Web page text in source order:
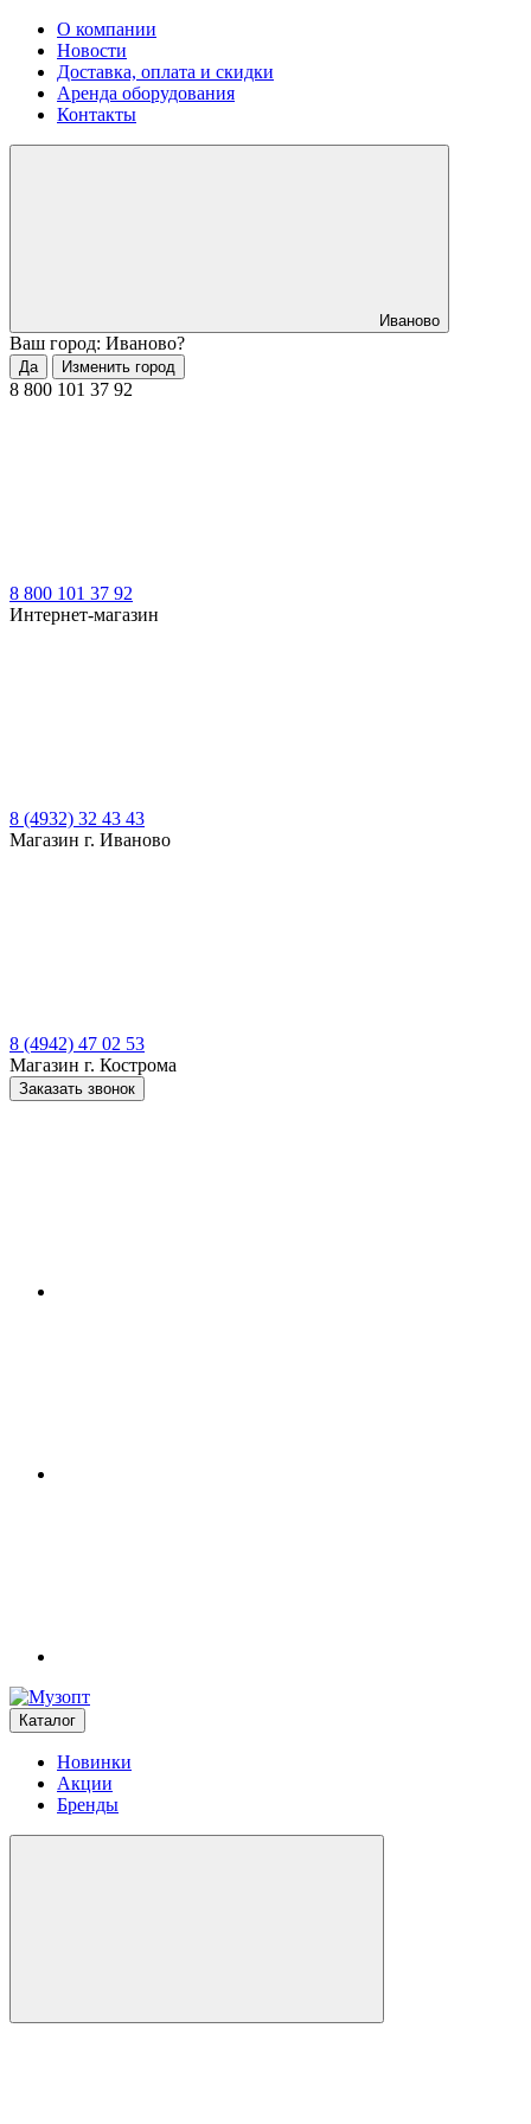
О компании
Новости
Доставка, оплата и скидки
Аренда оборудования
Контакты
Иваново
Ваш город: Иваново?
Да Изменить город
8 800 101 37 92
8 800 101 37 92
Интернет-магазин
8 (4932) 32 43 43
Магазин г. Иваново
8 (4942) 47 02 53
Магазин г. Кострома
Заказать звонок
Каталог
Новинки
Акции
Бренды